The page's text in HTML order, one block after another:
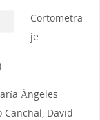
Cortometra
je
Ángeles
Canchal, David